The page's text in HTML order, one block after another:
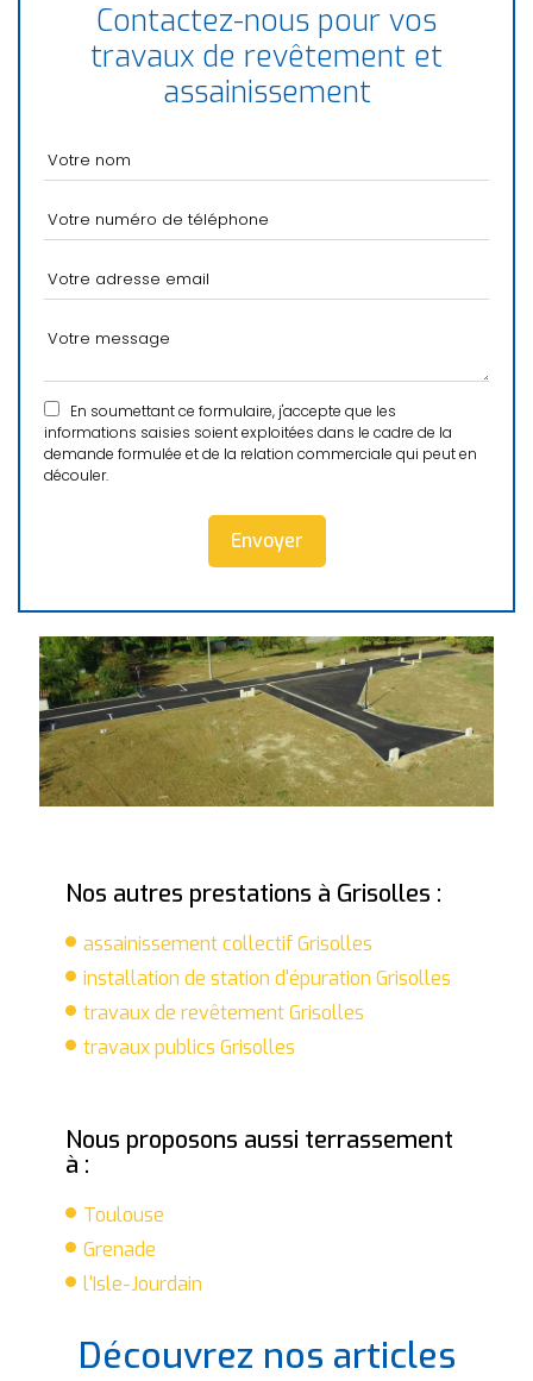
Contactez-nous pour vos
travaux de revêtement et
assainissement
En soumettant ce formulaire, j'accepte que les
informations saisies soient exploitées dans le cadre de la
demande formulée et de la relation commerciale qui peut en
découler.
Nos autres prestations à Grisolles :
assainissement collectif Grisolles
installation de station d'épuration Grisolles
travaux de revêtement Grisolles
travaux publics Grisolles
Nous proposons aussi terrassement
à :
Toulouse
Grenade
l'Isle-Jourdain
Découvrez nos articles